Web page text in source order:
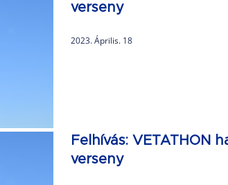
verseny
2023. Április. 18
Felhívás: VETATHON
verseny